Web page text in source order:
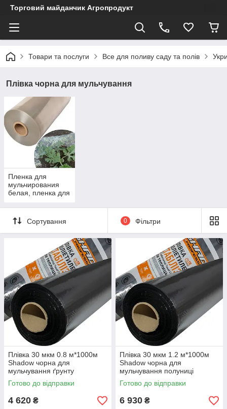
Торговий майданчик Агропродукт
Товари та послуги Все для поливу саду та полів
Плівка чорна для мульчування
Пленка для
мульчирования
белая, пленка для
Сортування 0 Фільтри
Плівка 30 мкм 0.8 м*1000м
Shadow чорна для
мульчування ґрунту
Готово до відправки
4 620 ₴
Плівка 30 мкм 1.2 м*1000м
Shadow чорна для
мульчування полуниці
Готово до відправки
6 930 ₴